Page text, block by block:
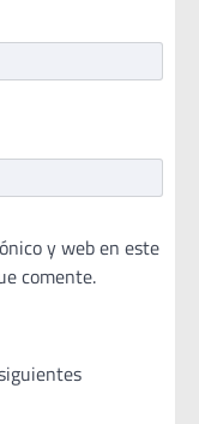
y web en este
comente.